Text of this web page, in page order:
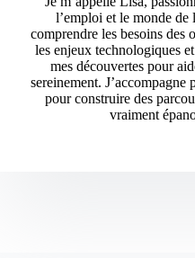
l’emploi et le monde de
comprendre les besoins des
les enjeux technologiques
mes découvertes pour
sereinement. J’accompagne
pour construire des
vraiment